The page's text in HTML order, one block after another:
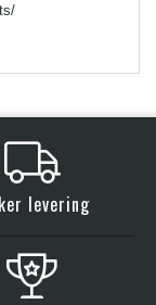
levering